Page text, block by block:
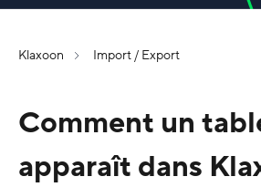
Klaxoon Import / Export
Comment un
apparaît dans